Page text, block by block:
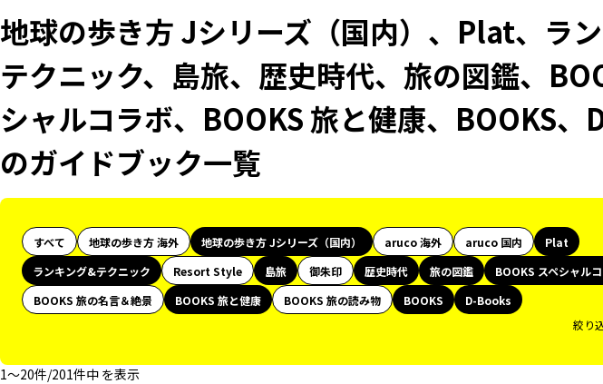
地球の歩き方 Jシリーズ（国内）、Plat、ラ
テクニック、島旅、歴史時代、旅の図鑑、
シャルコラボ、BOOKS 旅と健康、BOOKS
のガイドブック一覧
すべて 地球の歩き方 海外 地球の歩き方 Jシリーズ（国内） aruco 海外 aruco 国内
Plat
ランキング&テクニック
Resort Style 島旅 御朱印 歴史時代 旅の図鑑
BOOKS スペシャル
BOOKS 旅の名言＆絶景
BOOKS 旅と健康 BOOKS 旅の読み物 BOOKS
D-Books
絞り
1〜20件/201件中 を表示